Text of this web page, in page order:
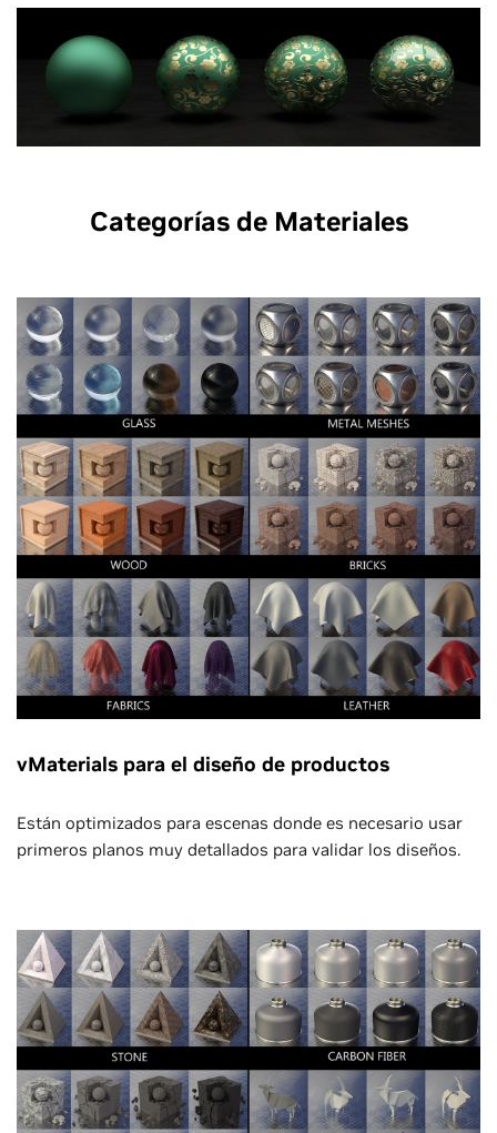
Categorías de Materiales
vMaterials para el diseño de productos
Están optimizados para escenas donde es necesario usar
primeros planos muy detallados para validar los diseños.